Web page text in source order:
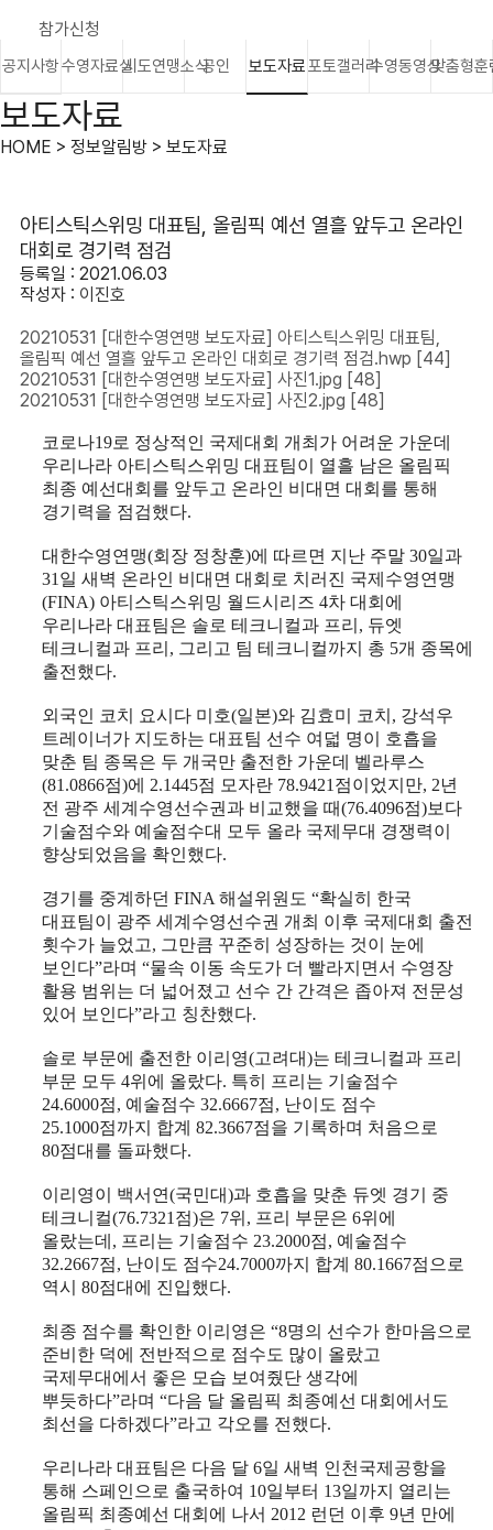
참가신청
공지사항수영자료실시도연맹소식공인 보도자료포토갤러리수영동영상맞춤형훈
보도자료
HOME > 정보알림방 > 보도자료
아티스틱스위밍 대표팀, 올림픽 예선 열흘 앞두고 온라인
대회로 경기력 점검
등록일 : 2021.06.03
작성자 : 이진호
20210531 [대한수영연맹 보도자료] 아티스틱스위밍 대표팀,
올림픽 예선 열흘 앞두고 온라인 대회로 경기력 점검.hwp [44]
20210531 [대한수영연맹 보도자료] 사진1.jpg [48]
20210531 [대한수영연맹 보도자료] 사진2.jpg [48]
코로나19로 정상적인 국제대회 개최가 어려운 가운데
우리나라 아티스틱스위밍 대표팀이 열흘 남은 올림픽
최종 예선대회를 앞두고 온라인 비대면 대회를 통해
경기력을 점검했다.
대한수영연맹(회장 정창훈)에 따르면 지난 주말 30일과
31 일 새벽 온라인 비대면 대회로 치러진 국제수영연맹
(FINA) 아티스틱스위밍 월드시리즈 4차 대회에
우리나라 대표팀은 솔로 테크니컬과 프리 , 듀엣
테크니컬과 프리 , 그리고 팀 테크니컬까지 총 5개 종목에
출전했다.
외국인 코치 요시다 미호(일본)와 김효미 코치 , 강석우
트레이너가 지도하는 대표팀 선수 여덟 명이 호흡을
맞춘 팀 종목은 두 개국만 출전한 가운데 벨라루스
(81.0866점)에 2.1445점 모자란 78.9421 점이었지만, 2년
전 광주 세계수영선수권과 비교했을 때(76.4096점)보다
기술점수와 예술점수대 모두 올라 국제무대 경쟁력이
향상되었음을 확인했다.
경기를 중계하던 FINA 해설위원도 “확실히 한국
대표팀이 광주 세계수영선수권 개최 이후 국제대회 출전
횟수가 늘었고, 그만큼 꾸준히 성장하는 것이 눈에
보인다”라며 “물속 이동 속도가 더 빨라지면서 수영장
활용 범위는 더 넓어졌고 선수 간 간격은 좁아져 전문성
있어 보인다”라고 칭찬했다.
솔로 부문에 출전한 이리영(고려대)는 테크니컬과 프리
부문 모두 4위에 올랐다. 특히 프리는 기술점수
24.6000점, 예술점수 32.6667점, 난이도 점수
25.1000점까지 합계 82.3667점을 기록하며 처음으로
80점대를 돌파했다.
이리영이 백서연(국민대)과 호흡을 맞춘 듀엣 경기 중
테크니컬(76.7321 점)은 7위 , 프리 부문은 6위에
올랐는데 , 프리는 기술점수 23.2000점, 예술점수
32.2667점, 난이도 점수24.7000까지 합계 80.1667점으로
역시 80점대에 진입했다.
최종 점수를 확인한 이리영은 “8명의 선수가 한마음으로
준비한 덕에 전반적으로 점수도 많이 올랐고
국제무대에서 좋은 모습 보여줬단 생각에
뿌듯하다”라며 “다음 달 올림픽 최종예선 대회에서도
최선을 다하겠다”라고 각오를 전했다.
우리나라 대표팀은 다음 달 6일 새벽 인천국제공항을
통해 스페인으로 출국하여 10일부터 13일까지 열리는
올림픽 최종예선 대회에 나서 2012 런던 이후 9년 만에